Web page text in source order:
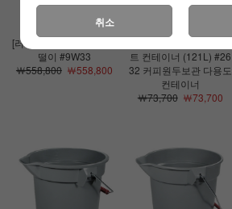
[러버메이드]인피니티 재
떨이 #9W33
￦558,800￦558,800
트 컨테이너 (121L) #26
32 커피원두보관 다용도
컨테이너
￦73,700￦73,700
취소